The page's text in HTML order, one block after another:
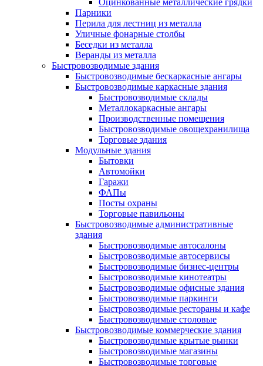
Оцинкованные металлические грядки
Парники
Перила для лестниц из металла
Уличные фонарные столбы
Беседки из металла
Веранды из металла
Быстровозводимые здания
Быстровозводимые бескаркасные ангары
Быстровозводимые каркасные здания
Быстровозводимые склады
Металлокаркасные ангары
Производственные помещения
Быстровозводимые овощехранилища
Торговые здания
Модульные здания
Бытовки
Автомойки
Гаражи
ФАПы
Посты охраны
Торговые павильоны
Быстровозводимые административные
здания
Быстровозводимые автосалоны
Быстровозводимые автосервисы
Быстровозводимые бизнес-центры
Быстровозводимые кинотеатры
Быстровозводимые офисные здания
Быстровозводимые паркинги
Быстровозводимые рестораны и кафе
Быстровозводимые столовые
Быстровозводимые коммерческие здания
Быстровозводимые крытые рынки
Быстровозводимые магазины
Быстровозводимые торговые